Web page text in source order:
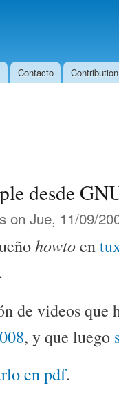
Contacto
desde
on Jue, 11/09/
howtoen
.
de videos que
, y que luego
en pdf.